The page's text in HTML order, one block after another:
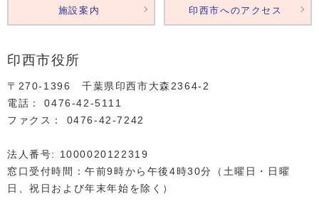
印西市役所
〒270-1396 千葉県印西市大森2364‐2
電話： 0476‐42‐5111
ファクス： 0476‐42‐7242
法人番号: 1000020122319
窓口受付時間：午前9時から午後4時30分（土曜日・日曜
日、祝日および年末年始を除く）
施設案内 印西市へのアクセス